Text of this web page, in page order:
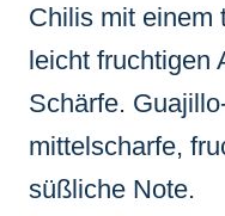
Chilis mit einem
leicht fruchtigen
Schärfe.
mittelscharfe,
süßliche Note.